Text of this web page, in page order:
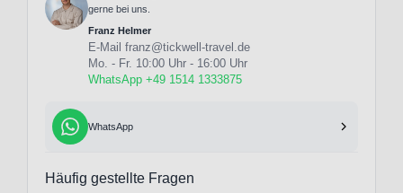
gerne bei uns.
Franz Helmer
E-Mail franz@tickwell-travel.de
Mo. - Fr. 10:00 Uhr - 16:00 Uhr
WhatsApp +49 1514 1333875
WhatsApp
Häufig gestellte Fragen